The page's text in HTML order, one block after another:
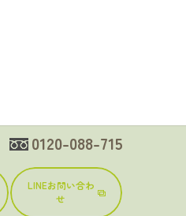
0120-088-715
LINEお問い合わ
せ